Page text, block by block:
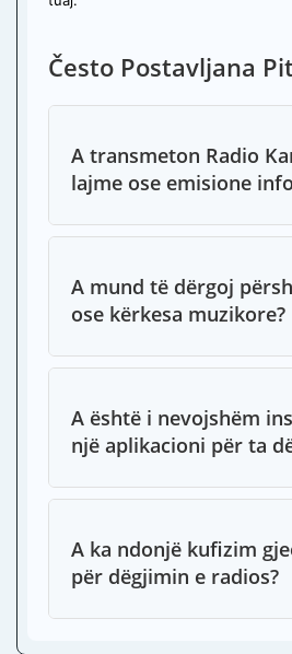
Često Postavljana
A transmeton Radio
lajme ose emisione
A mund të dërgoj
ose kërkesa muzikore?
A është i nevojshëm
një aplikacioni për ta
A ka ndonjë kufizim
për dëgjimin e radios?